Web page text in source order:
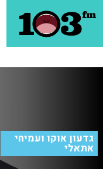
גדעון אוקו ועמיחי
אתאלי